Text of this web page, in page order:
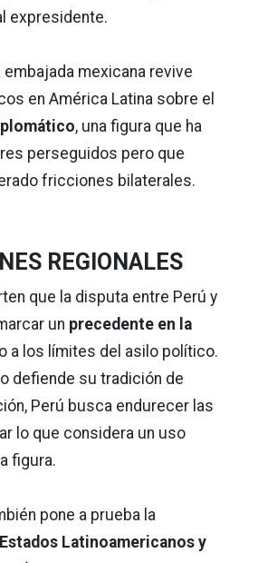
expresidente.
mexicana revive
en América Latina sobre el
, una figura que ha
perseguidos pero que
fricciones bilaterales.
REGIONALES
que la disputa entre Perú y
un precedente en la
a los límites del asilo político.
defiende su tradición de
Perú busca endurecer las
lo que considera un uso
figura.
pone a prueba la
Latinoamericanos y